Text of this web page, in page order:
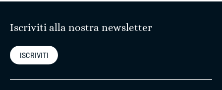
Iscriviti alla nostra newsletter
ISCRIVITI